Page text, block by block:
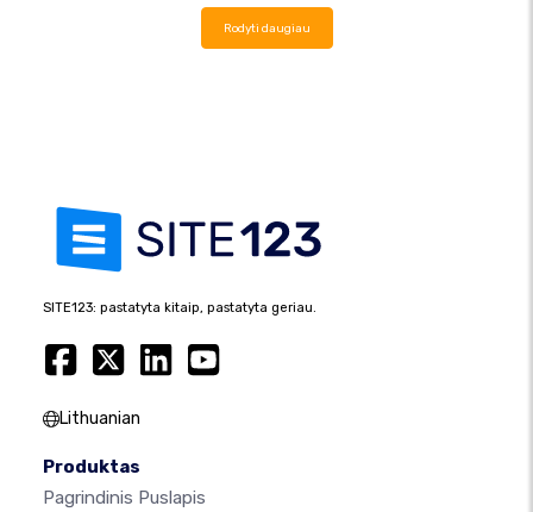
Rodyti daugiau
SITE123: pastatyta kitaip, pastatyta geriau.
Lithuanian
Produktas
Pagrindinis Puslapis